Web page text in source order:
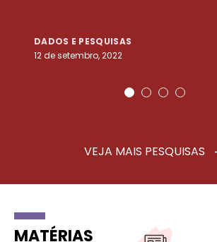
DADOS E PESQUISAS
12 de setembro, 2022
VEJA MAIS PESQUISAS
MATÉRIAS